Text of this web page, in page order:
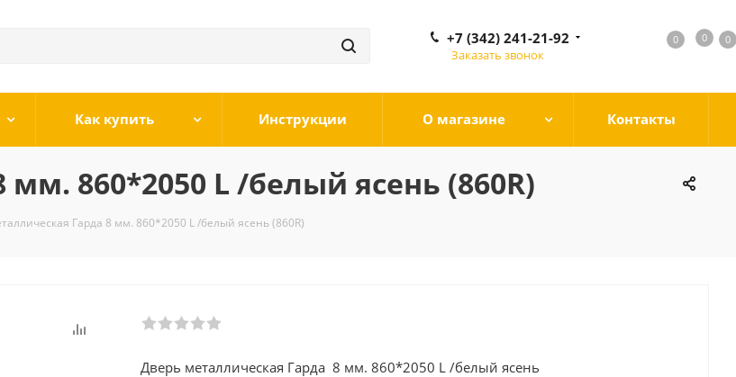
0 0 0
0
+7 (342) 241-21-92
Заказать звонок
Как купить Инструкции О магазине Контакты
860*2050 L /белый ясень (860R)
Гарда 8 мм. 860*2050 L /белый ясень (860R)
Дверь металлическая Гарда 8 мм. 860*2050 L /белый ясень